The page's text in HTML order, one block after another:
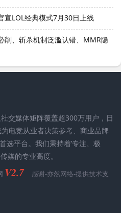
宣LOL经典模式7月30日上线
削、斩杀机制泛滥认错、MMR隐
交媒体矩阵覆盖超300万用户，日
电竞从业者决策参考、商业品牌
选平台。我们秉持着’专注、极
媒的专业高度。
V2.7 感谢-亦然网络-提供技术支